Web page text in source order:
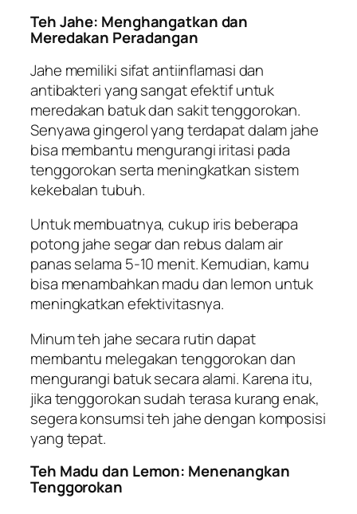
Teh Jahe: Menghangatkan dan
Meredakan Peradangan
Jahe memiliki sifat antiinflamasi dan
antibakteri yang sangat efektif untuk
meredakan batuk dan sakit tenggorokan.
Senyawa gingerol yang terdapat dalam jahe
bisa membantu mengurangi iritasi pada
tenggorokan serta meningkatkan sistem
kekebalan tubuh.
Untuk membuatnya, cukup iris beberapa
potong jahe segar dan rebus dalam air
panas selama 5-10 menit. Kemudian, kamu
bisa menambahkan madu dan lemon untuk
meningkatkan efektivitasnya.
Minum teh jahe secara rutin dapat
membantu melegakan tenggorokan dan
mengurangi batuk secara alami. Karena itu,
jika tenggorokan sudah terasa kurang enak,
segera konsumsi teh jahe dengan komposisi
yang tepat.
Teh Madu dan Lemon: Menenangkan
Tenggorokan